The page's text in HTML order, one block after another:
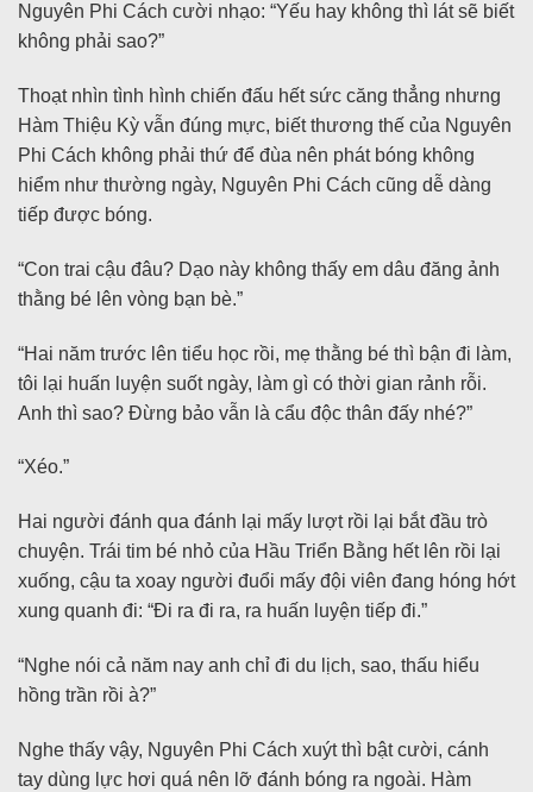
Nguyên Phi Cách cười nhạo: “Yếu hay không thì lát sẽ biết
không phải sao?”
Thoạt nhìn tình hình chiến đấu hết sức căng thẳng nhưng
Hàm Thiệu Kỳ vẫn đúng mực, biết thương thế của Nguyên
Phi Cách không phải thứ để đùa nên phát bóng không
hiểm như thường ngày, Nguyên Phi Cách cũng dễ dàng
tiếp được bóng.
“Con trai cậu đâu? Dạo này không thấy em dâu đăng ảnh
thằng bé lên vòng bạn bè.”
“Hai năm trước lên tiểu học rồi, mẹ thằng bé thì bận đi làm,
tôi lại huấn luyện suốt ngày, làm gì có thời gian rảnh rỗi.
Anh thì sao? Đừng bảo vẫn là cẩu độc thân đấy nhé?”
“Xéo.”
Hai người đánh qua đánh lại mấy lượt rồi lại bắt đầu trò
chuyện. Trái tim bé nhỏ của Hầu Triển Bằng hết lên rồi lại
xuống, cậu ta xoay người đuổi mấy đội viên đang hóng hớt
xung quanh đi: “Đi ra đi ra, ra huấn luyện tiếp đi.”
“Nghe nói cả năm nay anh chỉ đi du lịch, sao, thấu hiểu
hồng trần rồi à?”
Nghe thấy vậy, Nguyên Phi Cách xuýt thì bật cười, cánh
tay dùng lực hơi quá nên lỡ đánh bóng ra ngoài. Hàm